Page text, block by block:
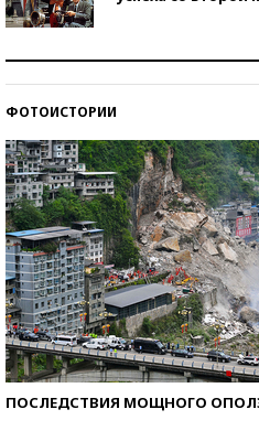
ФОТОИСТОРИИ
ПОСЛЕДСТВИЯ МОЩНОГО